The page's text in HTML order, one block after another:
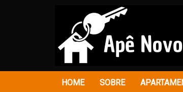
HOME SOBRE